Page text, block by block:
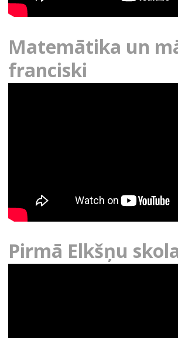
Matemātika un
franciski
Pirmā Elkšņu